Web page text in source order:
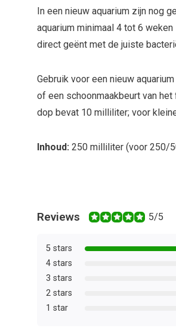
In een nieuw aquarium zijn nog
aquarium minimaal 4 tot 6
direct geënt met de juiste
Gebruik voor een nieuw
of een schoonmaakbeurt van
dop bevat 10 milliliter; voor
Inhoud: 250 milliliter (voor 250/
Reviews 5/5
5 stars
4 stars
3 stars
2 stars
1 star